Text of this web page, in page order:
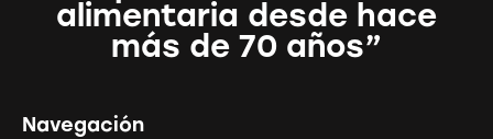
alimentaria desde hace
más de 70 años”
Navegación